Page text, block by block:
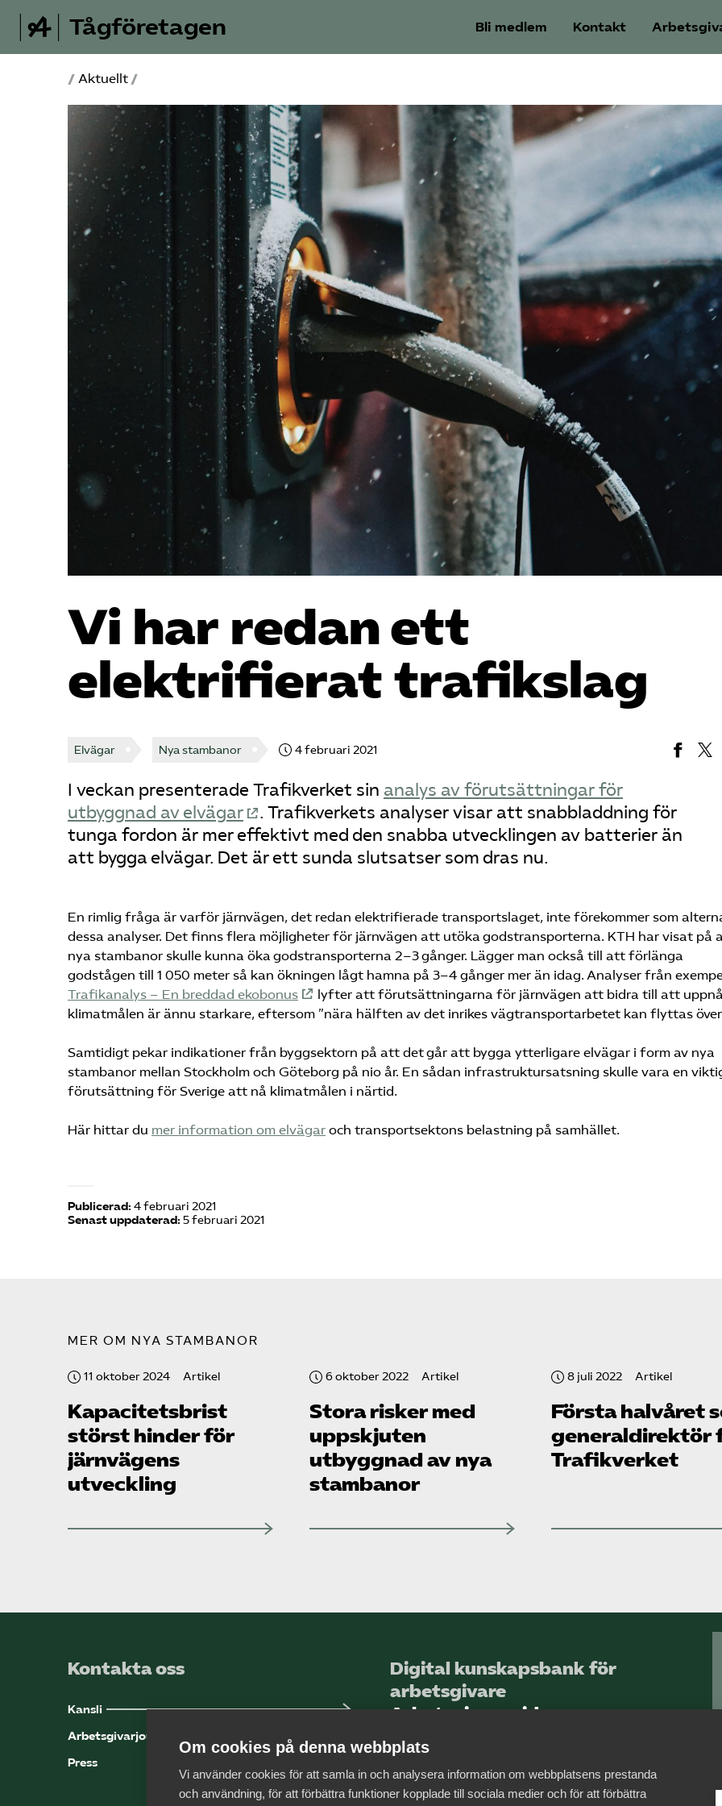
Tågföretagen Bli medlem Kontakt
/ Aktuellt /
Vi har redan ett
elektrifierat trafikslag
Elvägar Nya stambanor 4 februari 2021
I veckan presenterade Trafikverket sin analys av förutsättningar för
utbyggnad av elvägar
. Trafikverkets analyser visar att snabbladdning för
tunga fordon är mer effektivt med den snabba utvecklingen av batterier än
att bygga elvägar. Det är ett sunda slutsatser som dras nu.
En rimlig fråga är varför järnvägen, det redan elektrifierade transportslaget, inte förekommer som
dessa analyser. Det finns flera möjligheter för järnvägen att utöka godstransporterna. KTH har visat på
nya stambanor skulle kunna öka godstransporterna 2–3 gånger. Lägger man också till att förlänga
godstågen till 1 050 meter så kan ökningen lågt hamna på 3–4 gånger mer än idag. Analyser från
Trafikanalys – En breddad ekobonus
lyfter att förutsättningarna för järnvägen att bidra till att uppnå
klimatmålen är ännu starkare, eftersom ”nära hälften av det inrikes vägtransportarbetet kan flyttas
Samtidigt pekar indikationer från byggsektorn på att det går att bygga ytterligare elvägar i form av nya
stambanor mellan Stockholm och Göteborg på nio år. En sådan infrastruktursatsning skulle vara en
förutsättning för Sverige att nå klimatmålen i närtid.
Här hittar du mer information om elvägar och transportsektons belastning på samhället.
Publicerad: 4 februari 2021
Senast uppdaterad: 5 februari 2021
MER OM NYA STAMBANOR
11 oktober 2024 Artikel
Kapacitets­brist
störst hinder för
järnvägens
utveckling
6 oktober 2022 Artikel
Stora risker med
uppskjuten
utbyggnad av nya
stambanor
8 juli 2022 Artikel
Första halvåret
generaldirektör
Trafikverket
Kontakta oss
Kansli
Arbetsgivarjouren
Press
Digital kunskapsbank för
arbetsgivare
Arbetsgivarguiden
Logga in
Bli medlem
Om cookies på denna webbplats
Vi använder cookies för att samla in och analysera information om webbplatsens prestanda
och användning, för att förbättra funktioner kopplade till sociala medier och för att förbättra